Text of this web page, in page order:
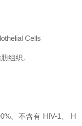
Cells
组织。
。不含有 HIV-1、 H